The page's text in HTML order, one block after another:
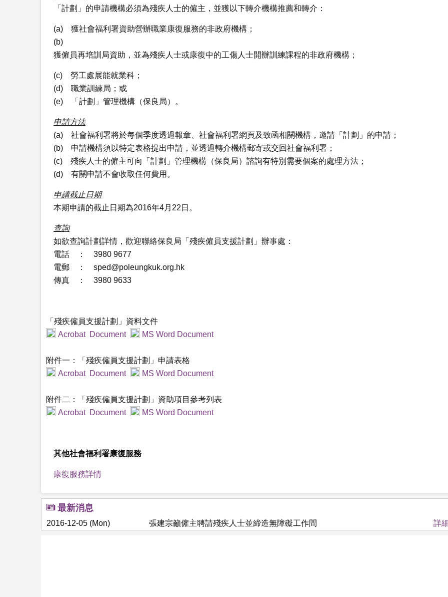
「計劃」的申請機構必須為殘疾人士的僱主，並獲以下轉介機構推薦和轉介：
(a) 獲社會福利署資助營辦職業康復服務的非政府機構；
(b)
獲僱員再培訓局資助，並為殘疾人士或康復中的工傷人士開辦訓練課程的非政府機構；
(c) 勞工處展能就業科；
(d) 職業訓練局；或
(e) 「計劃」管理機構（保良局）。
申請方法
(a) 社會福利署將於每個季度透過報章、社會福利署網頁及致函相關機構，邀請「計劃」的申請；
(b) 申請機構須以特定表格提出申請，並透過轉介機構郵寄或交回社會福利署；
(c) 殘疾人士的僱主可向「計劃」管理機構（保良局）諮詢有特別需要個案的處理方法；
(d) 有關申請不會收取任何費用。
申請截止日期
本期申請的截止日期為2016年4月22日。
查詢
如欲查詢計劃詳情，歡迎聯絡保良局「殘疾僱員支援計劃」辦事處：
電話 ： 3980 9677
電郵 ： sped@poleungkuk.org.hk
傳真 ： 3980 9633
「殘疾僱員支援計劃」資料文件
Acrobat Document
MS Word Document
附件一：「殘疾僱員支援計劃」申請表格
Acrobat Document
MS Word Document
附件二：「殘疾僱員支援計劃」資助項目參考列表
Acrobat Document
MS Word Document
其他社會福利署康復服務
康復服務詳情
最新消息
2016-12-05 (Mon) 張建宗籲僱主聘請殘疾人士並締造無障礙工作間 詳